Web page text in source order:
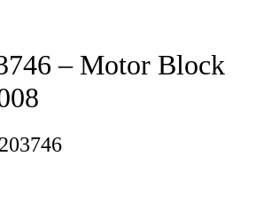
– Motor Block